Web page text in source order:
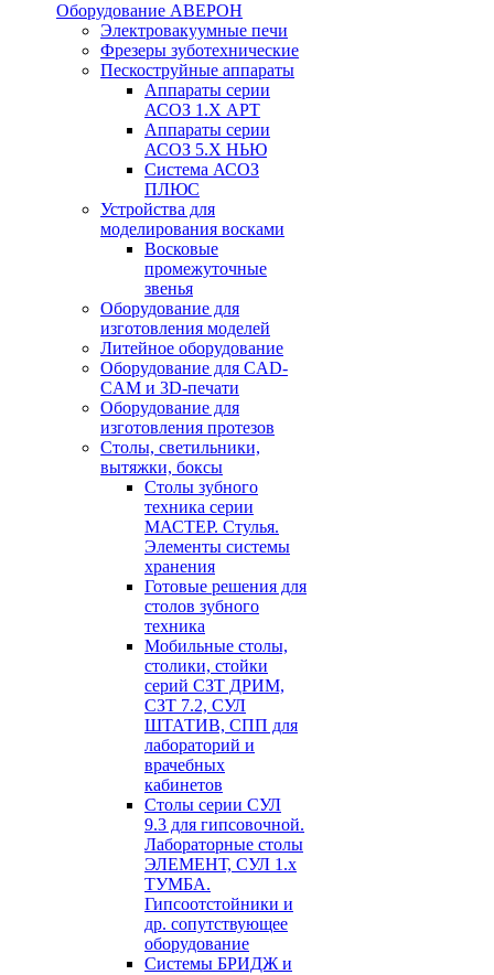
Оборудование АВЕРОН
Электровакуумные печи
Фрезеры зуботехнические
Пескоструйные аппараты
Аппараты серии
АСОЗ 1.Х АРТ
Аппараты серии
АСОЗ 5.Х НЬЮ
Система АСОЗ
ПЛЮС
Устройства для
моделирования восками
Восковые
промежуточные
звенья
Оборудование для
изготовления моделей
Литейное оборудование
Оборудование для CAD-
CAM и 3D-печати
Оборудование для
изготовления протезов
Cтолы, светильники,
вытяжки, боксы
Столы зубного
техника серии
МАСТЕР. Стулья.
Элементы системы
хранения
Готовые решения для
столов зубного
техника
Мобильные столы,
столики, стойки
серий СЗТ ДРИМ,
СЗТ 7.2, СУЛ
ШТАТИВ, СПП для
лабораторий и
врачебных
кабинетов
Столы серии СУЛ
9.3 для гипсовочной.
Лабораторные столы
ЭЛЕМЕНТ, СУЛ 1.х
ТУМБА.
Гипсоотстойники и
др. сопутствующее
оборудование
Системы БРИДЖ и